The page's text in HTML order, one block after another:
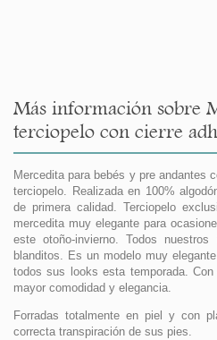
Más información sobre
terciopelo con cierre
Mercedita para bebés y pre andantes
terciopelo. Realizada en 100%
de primera calidad. Terciopelo
mercedita muy elegante para
este otoño-invierno. Todos
blanditos. Es un modelo muy
todos sus looks esta temporada.
mayor comodidad y elegancia.
Forradas totalmente en piel y con
correcta transpiración de sus pies.